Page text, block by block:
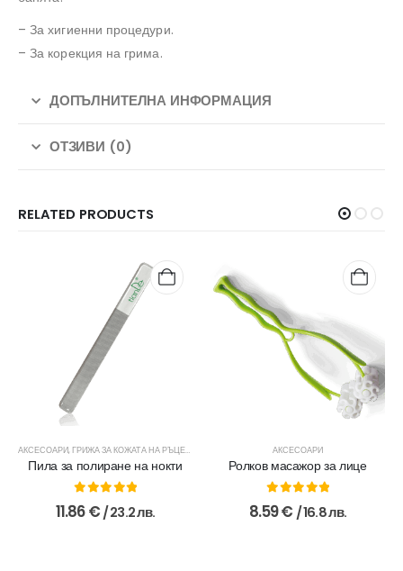
– За хигиенни процедури.
– За корекция на грима.
ДОПЪЛНИТЕЛНА ИНФОРМАЦИЯ
ОТЗИВИ (0)
RELATED PRODUCTS
АКСЕСОАРИ,ГРИЖА ЗА КОЖАТА НА РЪЦЕТЕ
Пила за полиране на нокти
0out of 5
11.86€ / 23.2 лв.
АКСЕСОАРИ
Ролков масажор за лице
0out of 5
8.59€ / 16.8 лв.